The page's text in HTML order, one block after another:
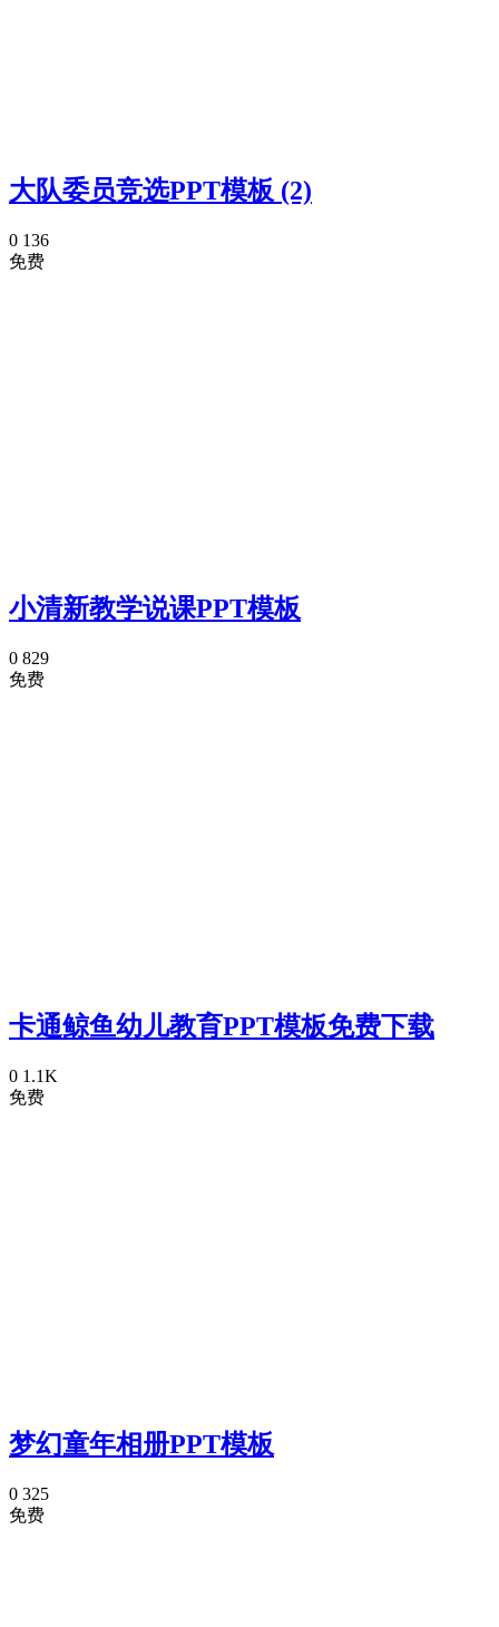
大队委员竞选PPT模板 (2)
0 136
免费
小清新教学说课PPT模板
0 829
免费
卡通鲸鱼幼儿教育PPT模板免费下载
0 1.1K
免费
梦幻童年相册PPT模板
0 325
免费